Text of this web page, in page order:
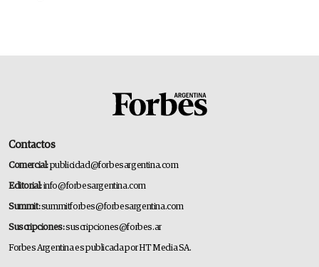
Contactos
Comercial:publicidad@forbesargentina.com
Editorial:info@forbesargentina.com
Summit:summitforbes@forbesargentina.com
Suscripciones:suscripciones@forbes.ar
Forbes Argentina es publicada por HT Media SA.